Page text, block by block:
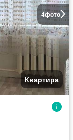
4фото
Квартира